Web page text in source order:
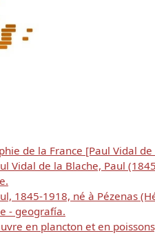
de la France [Paul Vidal
Vidal de la Blache, Paul
1845-1918, né à Pézenas
- geografía.
en plancton et en